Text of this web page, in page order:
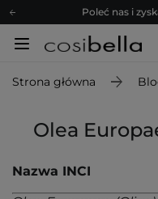
Poleć nas i
Zapisz się
Z nami to możliwe!
Zapisz się
Strona główna
Olea
Nazwa INCI